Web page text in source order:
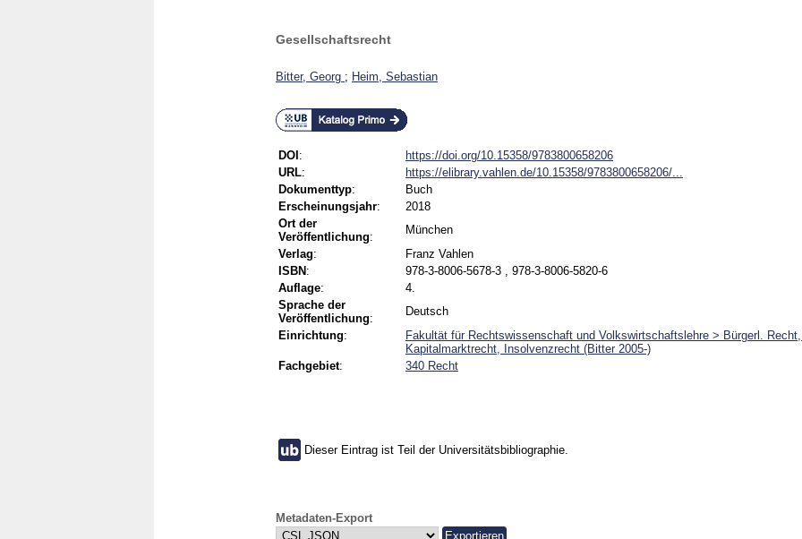
Gesellschaftsrecht
Bitter, Georg ; Heim, Sebastian
DOI :
https://doi.org/10.15358/9783800658206
URL:
https://elibrary.vahlen.de/10.15358/9783800658206/...
Dokumenttyp:
Buch
Erscheinungsjahr:
2018
Ort der
Veröffentlichung:
München
Verlag:
Franz Vahlen
ISBN :
978-3-8006-5678-3 , 978-3-8006-5820-6
Auflage:
4.
Sprache der
Veröffentlichung:
Deutsch
Einrichtung:
Fakultät für Rechtswissenschaft und Volkswirtschaftslehre > Bürgerl.
Kapitalmarktrecht, Insolvenzrecht (Bitter 2005-)
Fachgebiet: 340 Recht
Dieser Eintrag ist Teil der Universitätsbibliographie.
Metadaten-Export